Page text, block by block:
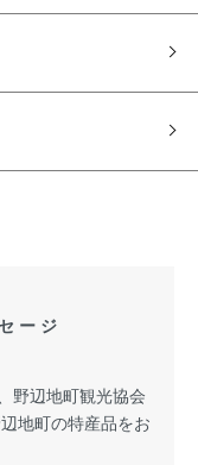
ージ
野辺地町観光協会
地町の特産品をお